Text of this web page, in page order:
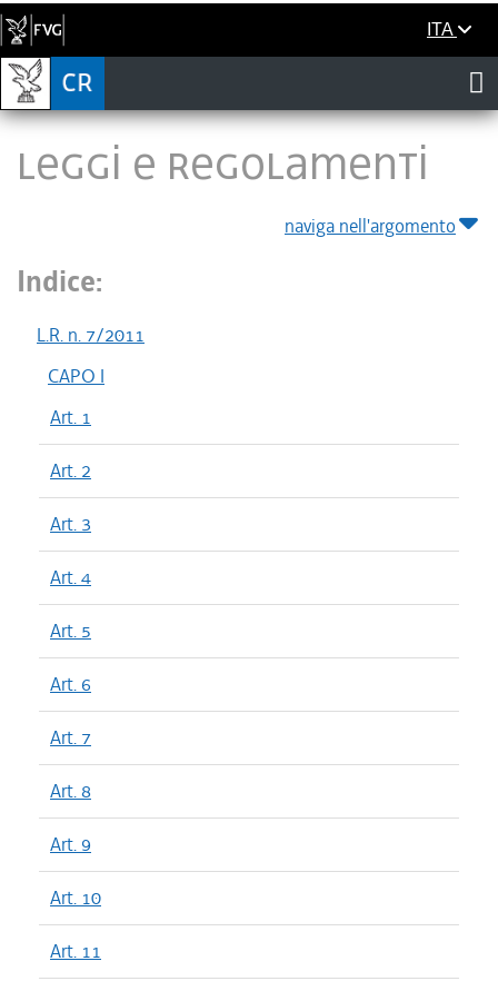
ITA
LEGGI E REGOLAMENTI
naviga nell'argomento
Indice:
L.R. n. 7/2011
CAPO I
Art. 1
Art. 2
Art. 3
Art. 4
Art. 5
Art. 6
Art. 7
Art. 8
Art. 9
Art. 10
Art. 11